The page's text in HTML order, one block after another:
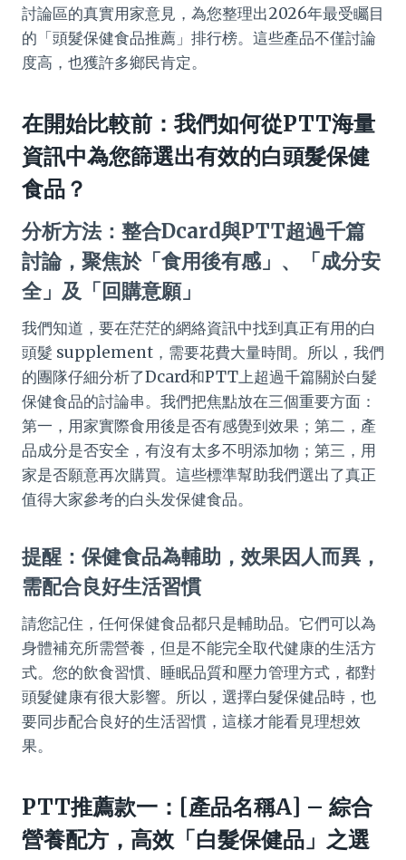
討論區的真實用家意見，為您整理出2026年最受矚目
的「頭髮保健食品推薦」排行榜。這些產品不僅討論
度高，也獲許多鄉民肯定。
在開始比較前：我們如何從PTT海量
資訊中為您篩選出有效的白頭髮保健
食品？
分析方法：整合Dcard與PTT超過千篇
討論，聚焦於「食用後有感」、「成分安
全」及「回購意願」
我們知道，要在茫茫的網絡資訊中找到真正有用的白
頭髮 supplement，需要花費大量時間。所以，我們
的團隊仔細分析了Dcard和PTT上超過千篇關於白髮
保健食品的討論串。我們把焦點放在三個重要方面：
第一，用家實際食用後是否有感覺到效果；第二，產
品成分是否安全，有沒有太多不明添加物；第三，用
家是否願意再次購買。這些標準幫助我們選出了真正
值得大家參考的白头发保健食品。
提醒：保健食品為輔助，效果因人而異，
需配合良好生活習慣
請您記住，任何保健食品都只是輔助品。它們可以為
身體補充所需營養，但是不能完全取代健康的生活方
式。您的飲食習慣、睡眠品質和壓力管理方式，都對
頭髮健康有很大影響。所以，選擇白髮保健品時，也
要同步配合良好的生活習慣，這樣才能看見理想效
果。
PTT推薦款一：[產品名稱A] – 綜合
營養配方，高效「白髮保健品」之選